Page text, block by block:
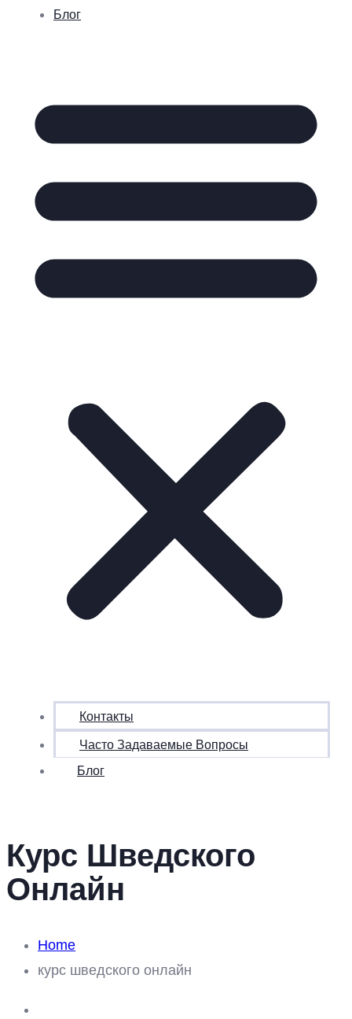
Блог
Контакты
Часто Задаваемые Вопросы
Блог
Курс Шведского
Онлайн
Home
курс шведского онлайн